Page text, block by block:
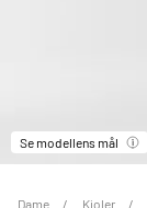
Se modellens mål
Dame Kjoler